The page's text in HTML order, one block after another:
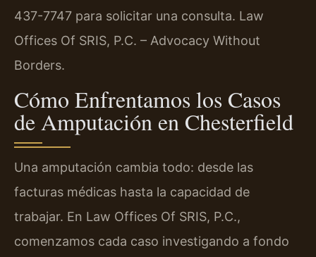
437-7747 para solicitar una consulta. Law
Offices Of SRIS, P.C. – Advocacy Without
Borders.
Cómo Enfrentamos los Casos
de Amputación en Chesterfield
Una amputación cambia todo: desde las
facturas médicas hasta la capacidad de
trabajar. En Law Offices Of SRIS, P.C.,
comenzamos cada caso investigando a fondo